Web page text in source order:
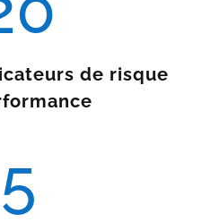
de risque
5